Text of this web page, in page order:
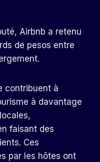
Airbnb a retenu
de pesos entre
contribuent à
à davantage
faisant des
Ces
par les hôtes ont